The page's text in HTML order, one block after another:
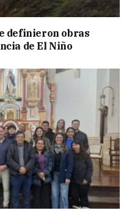
definieron obras
de El Niño